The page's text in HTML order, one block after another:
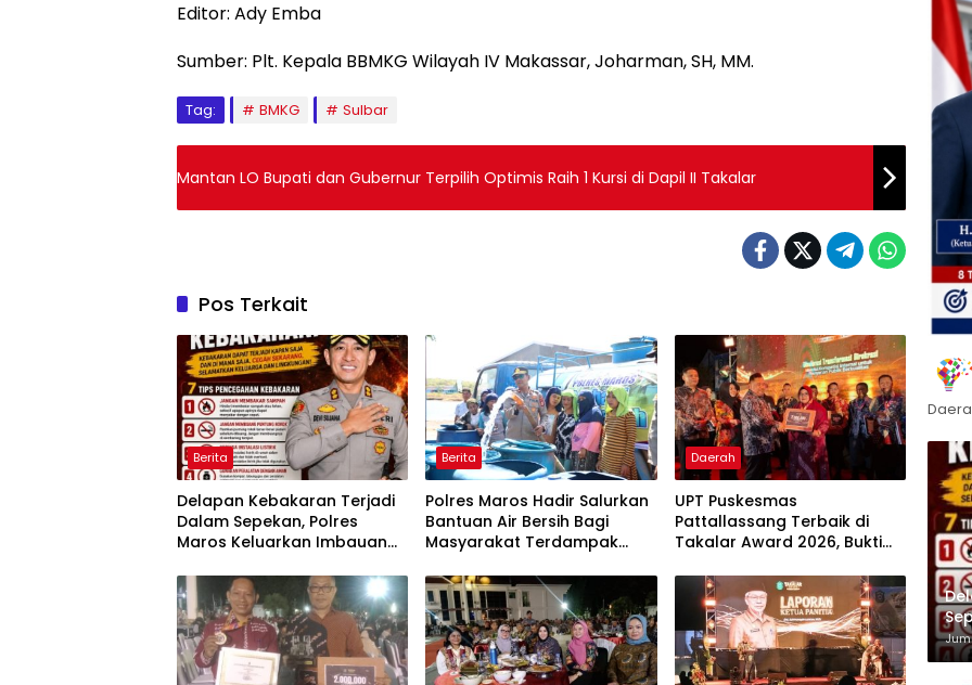
Editor: Ady Emba
Sumber: Plt. Kepala BBMKG Wilayah IV Makassar, Joharman, SH, MM.
Tag: BMKG Sulbar
Mantan LO Bupati dan Gubernur Terpilih Optimis Raih 1 Kursi di Dapil II Takalar
Pos Terkait
Berita
Delapan Kebakaran Terjadi
Dalam Sepekan, Polres
Maros Keluarkan Imbauan
Berita
Polres Maros Hadir Salurkan
Bantuan Air Bersih Bagi
Masyarakat Terdampak
Daerah
UPT Puskesmas
Pattallassang Terbaik di
Takalar Award 2026, Bukti
Pelayanan Kesehatan
Berkualitas